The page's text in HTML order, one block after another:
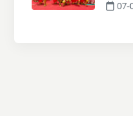
07-